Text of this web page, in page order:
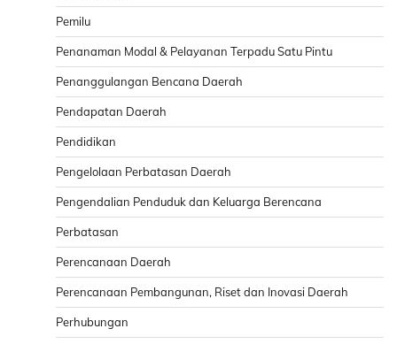
Pemilu
Penanaman Modal & Pelayanan Terpadu Satu Pintu
Penanggulangan Bencana Daerah
Pendapatan Daerah
Pendidikan
Pengelolaan Perbatasan Daerah
Pengendalian Penduduk dan Keluarga Berencana
Perbatasan
Perencanaan Daerah
Perencanaan Pembangunan, Riset dan Inovasi Daerah
Perhubungan